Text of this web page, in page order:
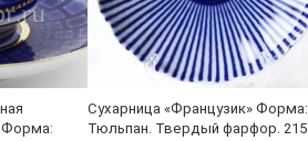
Форма:
Сухарница «Французик» Форма:
Тюльпан. Твердый фарфор. 215